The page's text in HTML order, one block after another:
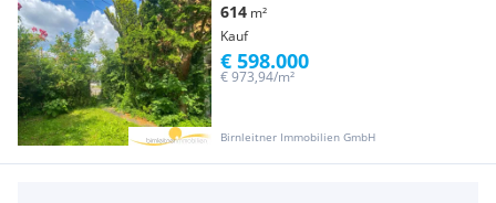
614 m²
Kauf
Birnleitner Immobilien GmbH
€ 973,94/m²
€ 598.000